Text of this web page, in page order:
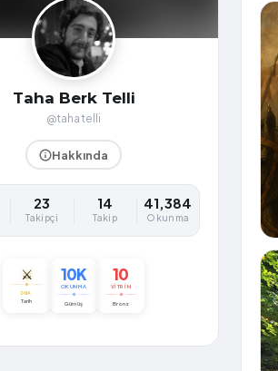
Taha Berk Telli
@tahatelli
Hakkında
23
Takipçi
14
Takip
41,384
Okunma
⚔️
DNA
Tarih
10K
OKUNMA
Gümüş
10
VITRIN
Bronz